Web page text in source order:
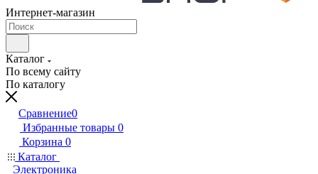
Интернет-магазин
Каталог
По всему сайту
По каталогу
Сравнение0
Избранные товары 0
Корзина 0
Каталог
Электроника